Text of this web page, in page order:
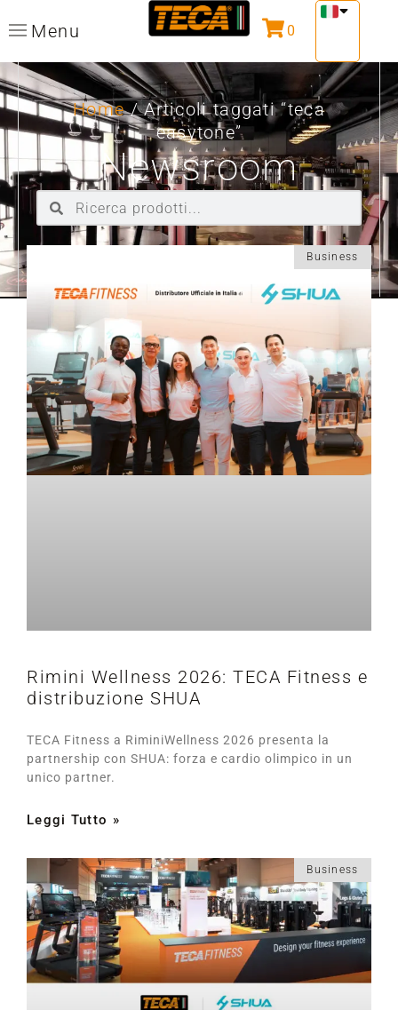
Menu 0
Home/ Articoli taggati “teca
easytone”
Newsroom
Business
Rimini Wellness 2026: TECA Fitness e
distribuzione SHUA
TECA Fitness a RiminiWellness 2026 presenta la
partnership con SHUA: forza e cardio olimpico in un
unico partner.
Leggi Tutto »
Business